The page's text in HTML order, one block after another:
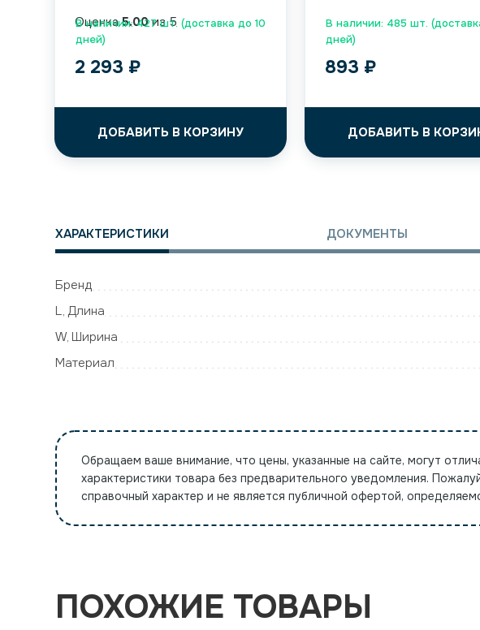
В наличии: 427 шт. (доставка до 10
дней)
Оценка5.00из 5
2 293 ₽
ДОБАВИТЬ В КОРЗИНУ
В наличии: 485 шт.
дней)
893 ₽
ДОБАВИТЬ В
ХАРАКТЕРИСТИКИ ДОКУМЕНТЫ
Бренд
L, Длина
W, Ширина
Материал
Обращаем ваше внимание, что цены, указанные на сайте, могут
характеристики товара без предварительного уведомления.
справочный характер и не является публичной офертой,
ПОХОЖИЕ ТОВАРЫ